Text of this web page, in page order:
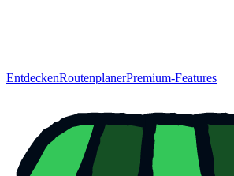
EntdeckenRoutenplanerPremium-Features